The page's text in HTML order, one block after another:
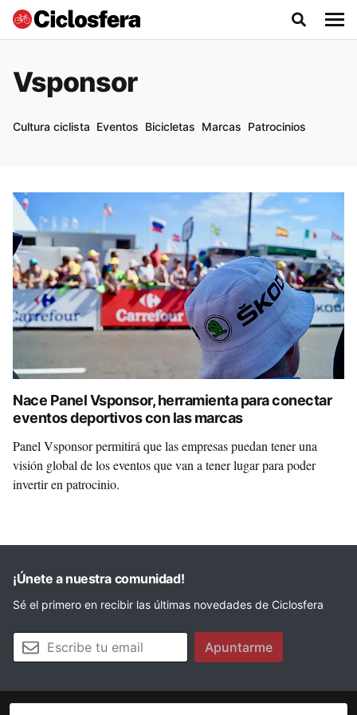
Vsponsor
Cultura ciclista Eventos Bicicletas Marcas Patrocinios
Nace Panel Vsponsor, herramienta para conectar
eventos deportivos con las marcas
Panel Vsponsor permitirá que las empresas puedan tener una
visión global de los eventos que van a tener lugar para poder
invertir en patrocinio.
¡Únete a nuestra comunidad!
Sé el primero en recibir las últimas novedades de Ciclosfera
Tu email Apuntarme